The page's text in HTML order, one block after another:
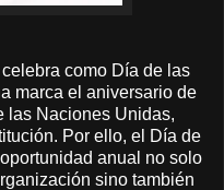
como Día de las
marca el aniversario de
las Naciones Unidas,
Por ello, el Día de
anual no solo
sino también